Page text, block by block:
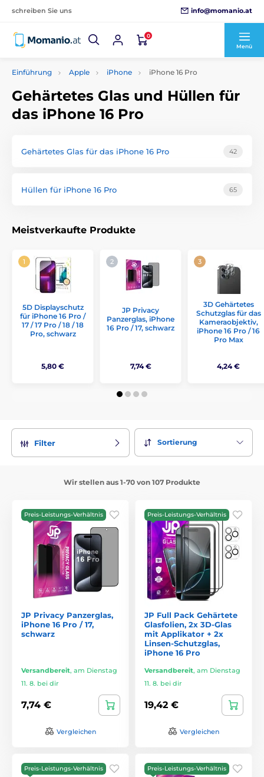
schreiben Sie uns info@momanio.at
0
Menü
Einführung Apple iPhone iPhone 16 Pro
Gehärtetes Glas und Hüllen für
das iPhone 16 Pro
Gehärtetes Glas für das iPhone 16 Pro 42
Hüllen für iPhone 16 Pro 65
Meistverkaufte Produkte
5D Displayschutz
für iPhone 16 Pro /
17 / 17 Pro / 18 / 18
Pro, schwarz
5,80 €
JP Privacy
Panzerglas, iPhone
16 Pro / 17, schwarz
7,74 €
3D Gehärtetes
Schutzglas für das
Kameraobjektiv,
iPhone 16 Pro / 16
Pro Max
4,24 €
Filter Sortierung
Wir stellen aus 1-70 von 107 Produkte
Preis-Leistungs-Verhältnis
JP Privacy Panzerglas,
iPhone 16 Pro / 17,
schwarz
Versandbereit, am Dienstag
11. 8. bei dir
7,74 €
Vergleichen
Preis-Leistungs-Verhältnis
JP Full Pack Gehärtete
Glasfolien, 2x 3D-Glas
mit Applikator + 2x
Linsen-Schutzglas,
iPhone 16 Pro
Versandbereit, am Dienstag
11. 8. bei dir
19,42 €
Vergleichen
Preis-Leistungs-Verhältnis Preis-Leistungs-Verhältnis